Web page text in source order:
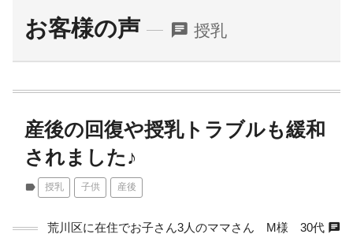
お客様の声 chat 授乳
産後の回復や授乳トラブルも緩和
されました♪
label 授乳 子供 産後
荒川区に在住でお子さん3人のママさん M様 30代 chat